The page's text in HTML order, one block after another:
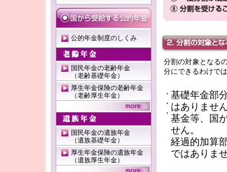
公的年金制度のしくみ
国民年金の老齢年金
（老齢基礎年金）
厚生年金保険の老齢年金
（老齢厚生年金）
国民年金の遺族年金
（遺族基礎年金）
厚生年金保険の遺族年金
（遺族厚生年金）
分割の対象となる
分にできるわけで
・
・
・
基礎年金部
はありませ
基金等、国
せん。
経過的加算
ではありま